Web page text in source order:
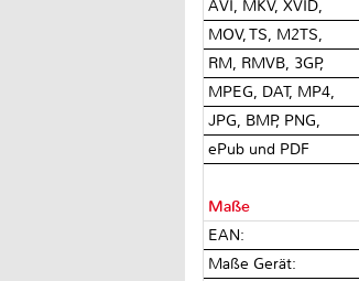
AVI, MKV, XVID,
MOV, TS, M2TS,
RM, RMVB, 3GP,
MPEG, DAT, MP4,
JPG, BMP, PNG,
ePub und PDF
Maße
EAN:
Maße Gerät: